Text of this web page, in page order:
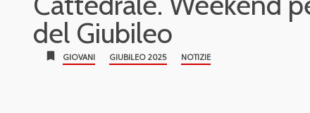
del Giubileo
bookmark GIOVANI GIUBILEO 2025 NOTIZIE